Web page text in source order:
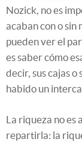
Nozick, no es
acaban con o sin
pueden ver el
es saber cómo
decir, sus cajas o
habido un
La riqueza no es
repartirla: la